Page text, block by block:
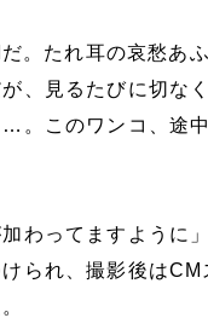
。たれ耳の哀愁あ
、見るたびに切な
。このワンコ、途
わってますように」
られ、撮影後はCM